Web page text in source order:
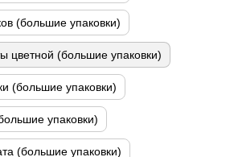
(большие упаковки)
цветной (большие упаковки)
(большие упаковки)
упаковки)
(большие упаковки)